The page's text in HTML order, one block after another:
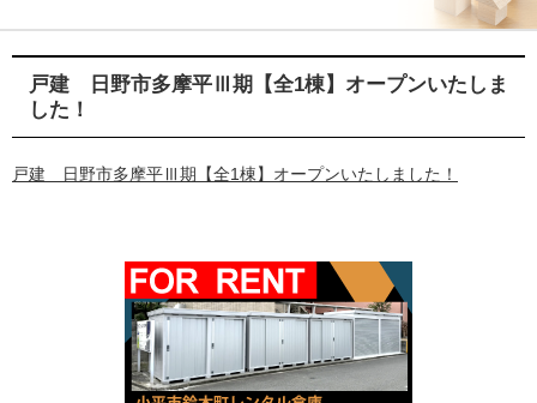
戸建 日野市多摩平Ⅲ期【全1棟】オープンいたしま
した！
戸建 日野市多摩平Ⅲ期【全1棟】オープンいたしました！